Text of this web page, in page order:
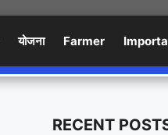
योजना Farmer
RECENT